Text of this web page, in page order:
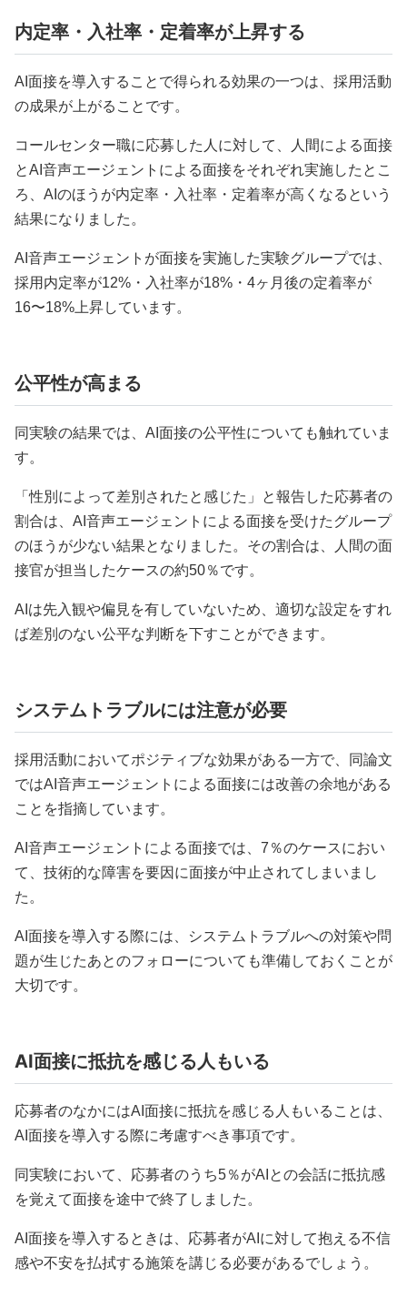
内定率・入社率・定着率が上昇する
AI面接を導入することで得られる効果の一つは、採用活動
の成果が上がることです。
コールセンター職に応募した人に対して、人間による面接
とAI音声エージェントによる面接をそれぞれ実施したとこ
ろ、AIのほうが内定率・入社率・定着率が高くなるという
結果になりました。
AI音声エージェントが面接を実施した実験グループでは、
採用内定率が12%・入社率が18%・4ヶ月後の定着率が
16〜18%上昇しています。
公平性が高まる
同実験の結果では、AI面接の公平性についても触れていま
す。
「性別によって差別されたと感じた」と報告した応募者の
割合は、AI音声エージェントによる面接を受けたグループ
のほうが少ない結果となりました。その割合は、人間の面
接官が担当したケースの約50％です。
AIは先入観や偏見を有していないため、適切な設定をすれ
ば差別のない公平な判断を下すことができます。
システムトラブルには注意が必要
採用活動においてポジティブな効果がある一方で、同論文
ではAI音声エージェントによる面接には改善の余地がある
ことを指摘しています。
AI音声エージェントによる面接では、7％のケースにおい
て、技術的な障害を要因に面接が中止されてしまいまし
た。
AI面接を導入する際には、システムトラブルへの対策や問
題が生じたあとのフォローについても準備しておくことが
大切です。
AI面接に抵抗を感じる人もいる
応募者のなかにはAI面接に抵抗を感じる人もいることは、
AI面接を導入する際に考慮すべき事項です。
同実験において、応募者のうち5％がAIとの会話に抵抗感
を覚えて面接を途中で終了しました。
AI面接を導入するときは、応募者がAIに対して抱える不信
感や不安を払拭する施策を講じる必要があるでしょう。